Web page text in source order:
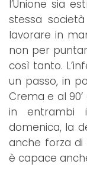
l’Unione sia
stessa
lavorare in
non per
così tanto.
un passo, in
Crema e al
in entrambi
domenica, la
anche forza
è capace